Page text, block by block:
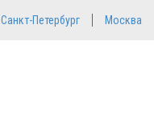
Санкт-Петербург Москва